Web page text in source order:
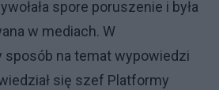
spore poruszenie i była
w mediach. W
na temat wypowiedzi
się szef Platformy